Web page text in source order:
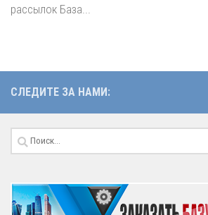
рассылок База...
СЛЕДИТЕ ЗА НАМИ:
Найти: